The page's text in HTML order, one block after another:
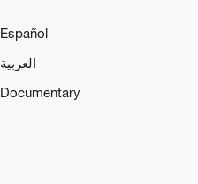
Español
العربية
Documentary